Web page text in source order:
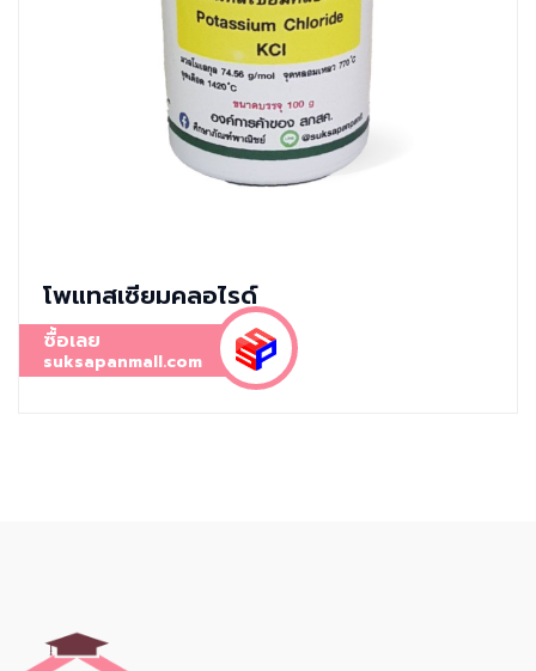
โพแทสเซียมคลอไรด์
ซื้อเลย
suksapanmall.com